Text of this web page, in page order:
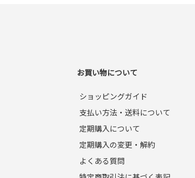
お買い物について
ショッピングガイド
支払い方法・送料について
定期購入について
定期購入の変更・解約
よくある質問